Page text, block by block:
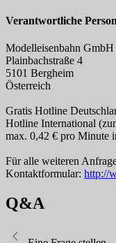
Verantwortliche
Modelleisenbahn GmbH
Plainbachstraße 4
5101 Bergheim
Österreich
Gratis Hotline
Hotline International
max. 0,42 € pro Minute
Für alle weiteren
Kontaktformular: http://
Q&A